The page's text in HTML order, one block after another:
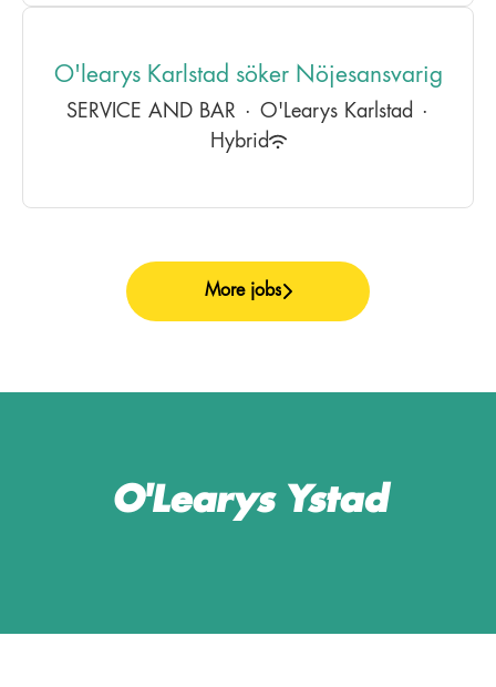
O'learys Karlstad söker Nöjesansvarig
SERVICE AND BAR · O'Learys Karlstad
·
Hybrid
More jobs
O'Learys Ystad